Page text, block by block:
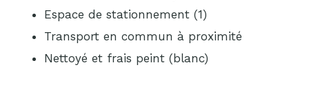
Espace de stationnement (1)
Transport en commun à proximité
Nettoyé et frais peint (blanc)